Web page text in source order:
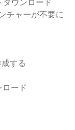
ウンロード
チャーが不要に
する
ード